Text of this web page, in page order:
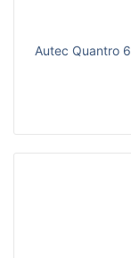
Autec Quantro